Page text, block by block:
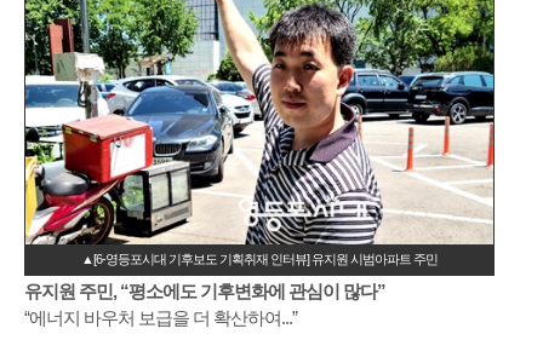
▲[6-영등포시대 기후보도 기획취재 인터뷰] 유지원 시범아파트 주민
유지원 주민, “평소에도 기후변화에 관심이 많다”
“에너지 바우처 보급을 더 확산하여...”